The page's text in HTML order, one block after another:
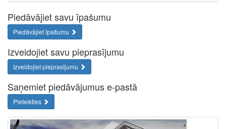
Piedāvājiet savu īpašumu
Piedāvājiet īpašumu
Izveidojiet savu pieprasījumu
Izveidojiet pieprasījumu
Saņemiet piedāvājumus e-pastā
Pieteikties